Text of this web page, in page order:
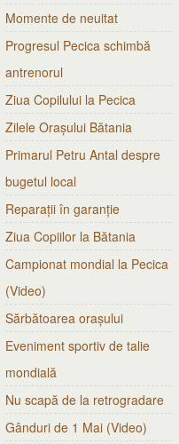
Momente de neuitat
Progresul Pecica schimbă
antrenorul
Ziua Copilului la Pecica
Zilele Orașului Bătania
Primarul Petru Antal despre
bugetul local
Reparații în garanție
Ziua Copiilor la Bătania
Campionat mondial la Pecica
(Video)
Sărbătoarea orașului
Eveniment sportiv de talie
mondială
Nu scapă de la retrogradare
Gânduri de 1 Mai (Video)